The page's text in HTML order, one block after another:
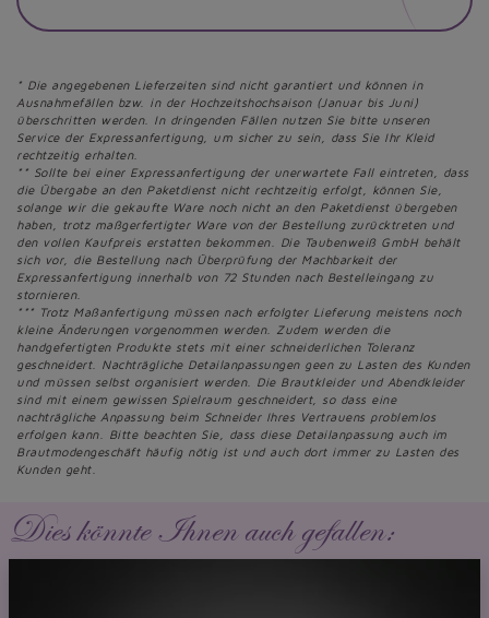
* Die angegebenen Lieferzeiten sind nicht garantiert und können in
Ausnahmefällen bzw. in der Hochzeitshochsaison (Januar bis Juni)
überschritten werden. In dringenden Fällen nutzen Sie bitte unseren
Service der Expressanfertigung, um sicher zu sein, dass Sie Ihr Kleid
rechtzeitig erhalten.
** Sollte bei einer Expressanfertigung der unerwartete Fall eintreten, dass
die Übergabe an den Paketdienst nicht rechtzeitig erfolgt, können Sie,
solange wir die gekaufte Ware noch nicht an den Paketdienst übergeben
haben, trotz maßgerfertigter Ware von der Bestellung zurücktreten und
den vollen Kaufpreis erstatten bekommen. Die Taubenweiß GmbH behält
sich vor, die Bestellung nach Überprüfung der Machbarkeit der
Expressanfertigung innerhalb von 72 Stunden nach Bestelleingang zu
stornieren.
*** Trotz Maßanfertigung müssen nach erfolgter Lieferung meistens noch
kleine Änderungen vorgenommen werden. Zudem werden die
handgefertigten Produkte stets mit einer schneiderlichen Toleranz
geschneidert. Nachträgliche Detailanpassungen geen zu Lasten des Kunden
und müssen selbst organisiert werden. Die Brautkleider und Abendkleider
sind mit einem gewissen Spielraum geschneidert, so dass eine
nachträgliche Anpassung beim Schneider Ihres Vertrauens problemlos
erfolgen kann. Bitte beachten Sie, dass diese Detailanpassung auch im
Brautmodengeschäft häufig nötig ist und auch dort immer zu Lasten des
Kunden geht.
Dies könnte Ihnen auch gefallen: